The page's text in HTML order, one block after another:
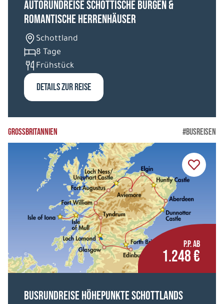
Autorundreise Schottische Burgen &
Romantische Herrenhäuser
Schottland
8 Tage
Frühstück
DETAILS ZUR REISE
GROSSBRITANNIEN #BUSREISEN
©
P.P. AB
1.248 €
Busrundreise Höhepunkte Schottlands